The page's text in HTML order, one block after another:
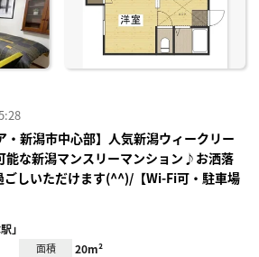
録
・新潟市中心部】人気新潟ウィークリー
能な新潟マンスリーマンション♪お洒落
しいただけます(^^)/【Wi-Fi可・駐車場
」
面積 20m²